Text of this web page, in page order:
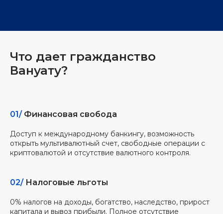
Что дает гражданство
Вануату?
01/ Финансовая свобода
Доступ к международному банкингу, возможность
открыть мультивалютный счет, свободные операции с
криптовалютой и отсутствие валютного контроля.
02/ Налоговые льготы
0% налогов на доходы, богатство, наследство, прирост
капитала и вывоз прибыли. Полное отсутствие